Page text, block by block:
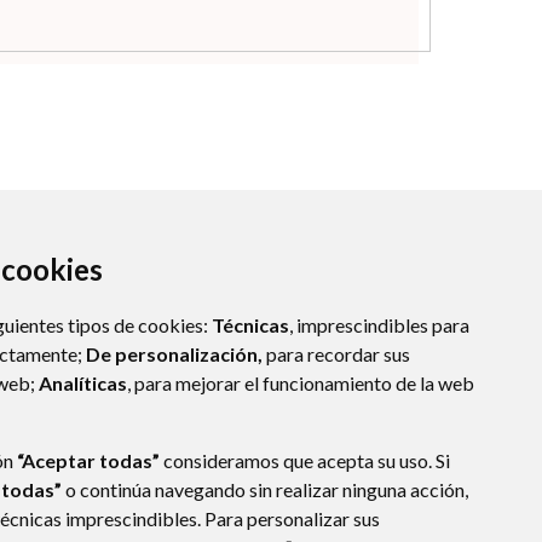
tipos de cookies: Técnicas, imprescindibles para
De personalización, para recordar sus
Analíticas, para mejorar el funcionamiento de la web
“Aceptar todas” consideramos que acepta su uso. Si
o continúa navegando sin realizar ninguna acción,
imprescindibles. Para personalizar sus